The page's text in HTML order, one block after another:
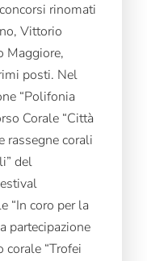
rinomati
Vittorio
Maggiore,
posti. Nel
“Polifonia
Corale “Città
rassegne corali
del
“In coro per la
partecipazione
corale “Trofei